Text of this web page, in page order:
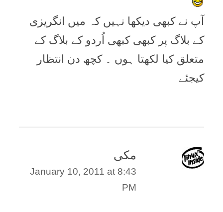
آپ نے کبھی ديکھا نہيں کہ ميں انگريزی
کے بلاگ پر کبھی کبھی اُردو کے بلاگ کے
متعلق کيا لکھتا ہوں ۔ کچھ دن انتظار
کيجئے
مکی
January 10, 2011 at 8:43
PM